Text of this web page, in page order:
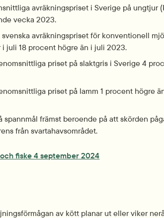
avräkningspriset i Sverige på ungtjur
vecka 2023.
avräkningspriset för konventionell
juli 18 procent högre än i juli 2023.
priset på slaktgris i Sverige 4
priset på lamm 1 procent högre
spannmål främst beroende på att skörden
från svartahavsområdet.
fiske 4 september 2024pdf, 535.4 kB.
av kött planar ut eller viker